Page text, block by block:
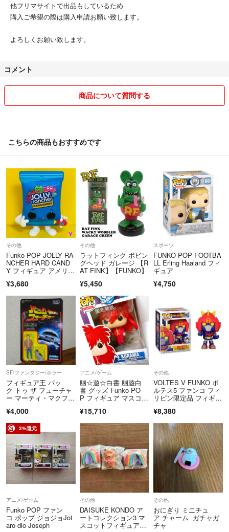
他フリマサイトで出品もしているため
購入ご希望の際は購入申請お願い致します。
よろしくお願い致します。
コメント
商品について質問する
こちらの商品もおすすめです
その他
Funko POP JOLLY RA
NCHER HARD CAND
Y フィギュア アメリカ
Y
¥3,680
その他
ラットフィンク ボビン
グヘッド ガレージ 【R
AT FINK】【FUNKO】
¥5,450
スポーツ
FUNKO POP FOOTBA
LL Erling Haaland フィ
ギュア
¥4,750
SF/ファンタジー/ホラー
フィギュア王 バッ
ク トゥ ザ フューチャ
ー マーティ・マクフラ
¥4,000
アニメ/ゲーム
幽☆遊☆白書 幽遊白
書 グッズ Funko PO
P フィギュア マスコッ
¥15,710
その他
VOLTES V FUNKO ボ
ルテス5 ファンコ フィ
リピン限定品 フィギュ
¥8,380
3%還元
アニメ/ゲーム
Funko POP ファン
コ ポップ ジョジョJot
aro dio Joseph
その他
DAISUKE KONDO ア
ートコレクション3 マ
スコットフィギュア3 d
その他
おにぎり ミニチュ
ア チャーム ガチャガ
チャ